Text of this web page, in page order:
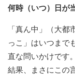
何時（いつ）日が
「真ん中」（大
っこ」はいつまで
直な問いかけです
結果、まさにこの